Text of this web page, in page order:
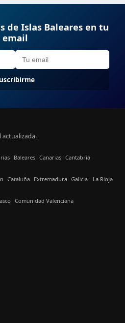
de Islas Baleares en tu
email
actualizada.
Baleares Canarias Cantabria
Cataluña Extremadura Galicia La Rioja
Comunidad Valenciana